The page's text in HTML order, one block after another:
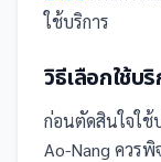
ใช้บริการ
วิธีเลือกใช้บ
ก่อนตัดสินใจใช้
Ao-Nang ควรพิ